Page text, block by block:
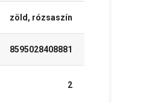
zöld, rózsaszín
8595028408881
2